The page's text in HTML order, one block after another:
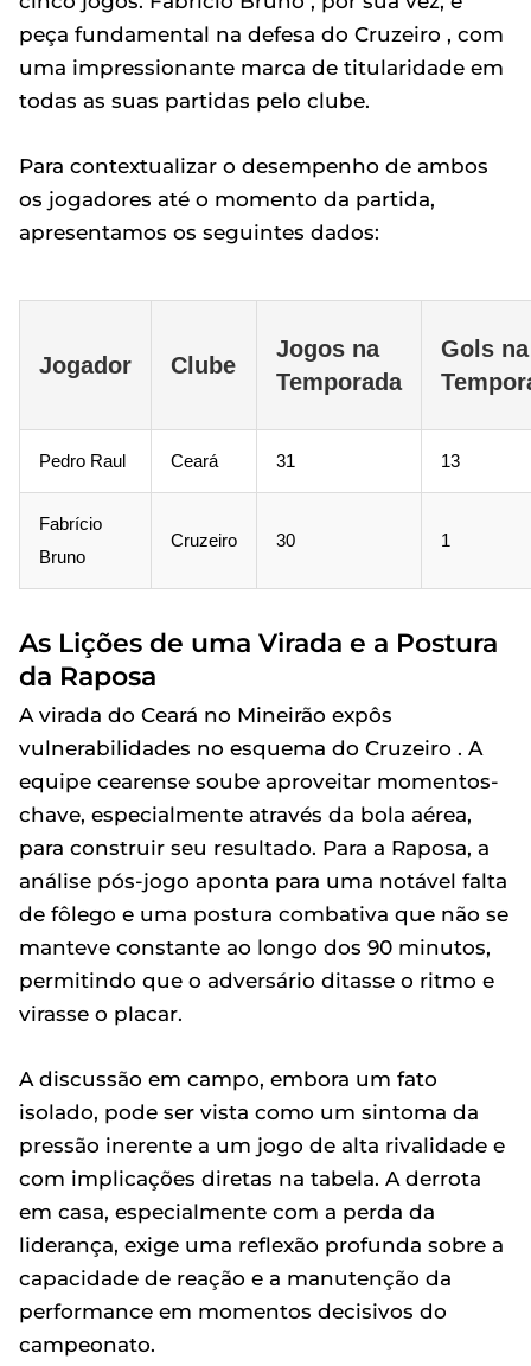
peça fundamental na defesa do Cruzeiro , com
uma impressionante marca de titularidade em
todas as suas partidas pelo clube.
Para contextualizar o desempenho de ambos
os jogadores até o momento da partida,
apresentamos os seguintes dados:
Jogador Clube
Jogos na
Temporada
Gols na
Pedro Raul Ceará 31 13
Fabrício
Bruno
Cruzeiro 30 1
As Lições de uma Virada e a Postura
da Raposa
A virada do Ceará no Mineirão expôs
vulnerabilidades no esquema do Cruzeiro . A
equipe cearense soube aproveitar momentos-
chave, especialmente através da bola aérea,
para construir seu resultado. Para a Raposa, a
análise pós-jogo aponta para uma notável falta
de fôlego e uma postura combativa que não se
manteve constante ao longo dos 90 minutos,
permitindo que o adversário ditasse o ritmo e
virasse o placar.
A discussão em campo, embora um fato
isolado, pode ser vista como um sintoma da
pressão inerente a um jogo de alta rivalidade e
com implicações diretas na tabela. A derrota
em casa, especialmente com a perda da
liderança, exige uma reflexão profunda sobre a
capacidade de reação e a manutenção da
performance em momentos decisivos do
campeonato.